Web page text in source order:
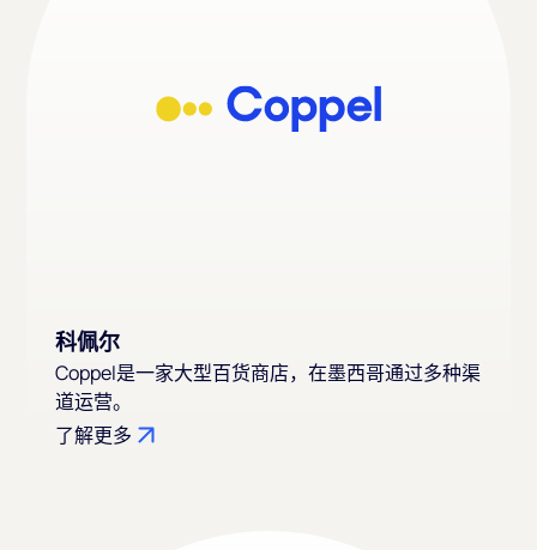
科佩尔
Coppel是一家大型百货商店，在墨西哥通过多种渠
道运营。
了解更多